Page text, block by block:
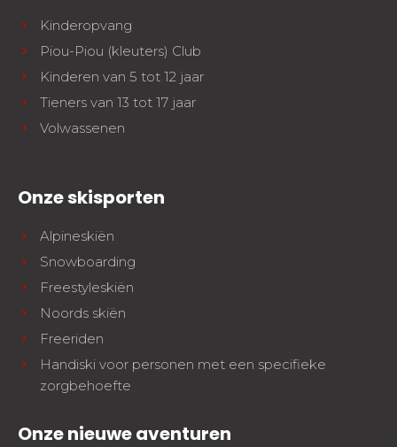
Kinderopvang
Piou-Piou (kleuters) Club
Kinderen van 5 tot 12 jaar
Tieners van 13 tot 17 jaar
Volwassenen
Onze skisporten
Alpineskiën
Snowboarding
Freestyleskiën
Noords skiën
Freeriden
Handiski voor personen met een specifieke
zorgbehoefte
Onze nieuwe aventuren